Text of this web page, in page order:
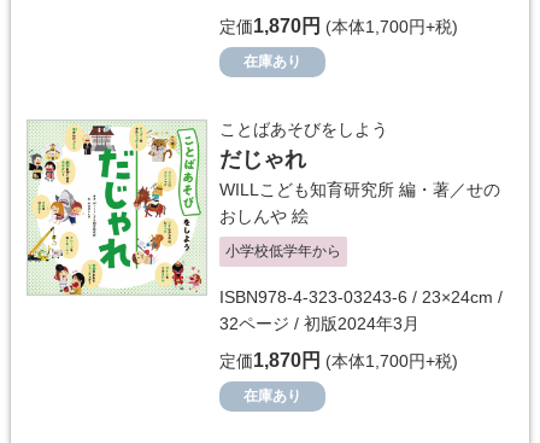
定価1,870円 (本体1,700円+税)
在庫あり
ことばあそびをしよう
だじゃれ
WILLこども知育研究所 編・著／せの
おしんや 絵
小学校低学年から
ISBN978-4-323-03243-6 / 23×24cm /
32ページ / 初版2024年3月
定価1,870円 (本体1,700円+税)
在庫あり